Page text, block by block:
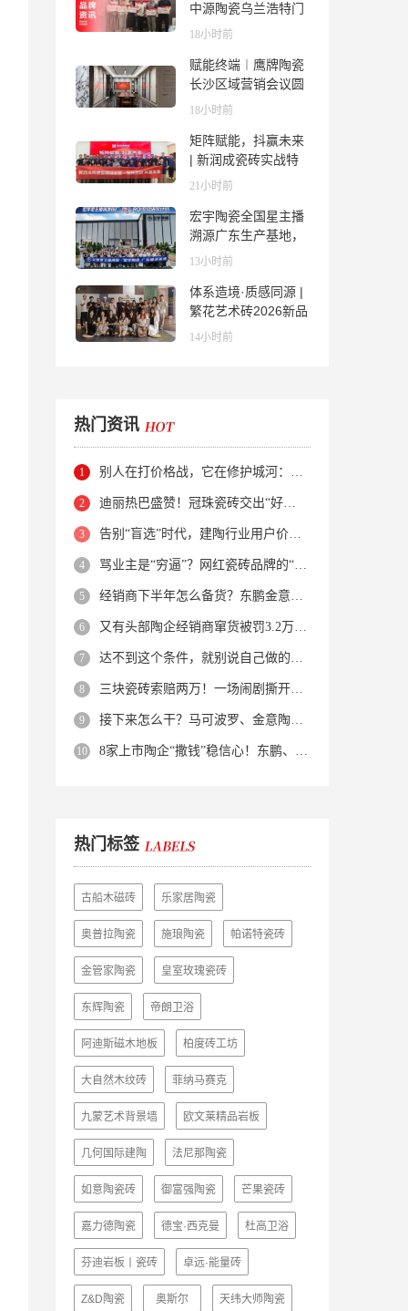
回购股份；建霖家居
海外产能突破18亿元
中源陶瓷乌兰浩特门
店周年活动圆满落幕
18小时前
赋能终端︱鹰牌陶瓷
长沙区域营销会议圆
满举行，共探渠道拓
18小时前
矩阵赋能，抖赢未来
| 新润成瓷砖实战特
训营成功举办，吹响
号！
21小时前
宏宇陶瓷全国星主播
溯源广东生产基地，
进阶ROI长效变现新
13小时前
体系造境·质感同源 |
繁花艺术砖2026新品
发布媒体见面会圆满
14小时前
热门资讯
别人在打价格战，它在修护城河：新明珠岩板的逆势密码
迪丽热巴盛赞！冠珠瓷砖交出“好房子”的标准答卷
告别“盲选”时代，建陶行业用户价值正在被改写！
骂业主是“穷逼”？网红瓷砖品牌的“真实面目”被揭开了！
经销商下半年怎么备货？东鹏金意陶马可波罗等10大品牌集体亮剑
又有头部陶企经销商窜货被罚3.2万！品牌区域保护岌岌可危？
达不到这个条件，就别说自己做的是质感砖！
三块瓷砖索赔两万！一场闹剧撕开了装修“碰瓷”的遮羞布
接下来怎么干？马可波罗、金意陶、蒙娜丽莎、箭牌、欧神诺、宏宇…
8家上市陶企“撒钱”稳信心！东鹏、蒙娜丽莎等启动回购增持
热门标签
古船木磁砖 乐家居陶瓷
奥普拉陶瓷 施琅陶瓷 帕诺特瓷砖
金管家陶瓷 皇室玫瑰瓷砖
东辉陶瓷 帝朗卫浴
阿迪斯磁木地板 柏度砖工坊
大自然木纹砖 菲纳马赛克
九蒙艺术背景墙 欧文莱精品岩板
几何国际建陶 法尼那陶瓷
如意陶瓷砖 御富强陶瓷 芒果瓷砖
嘉力德陶瓷 德宝·西克曼 杜高卫浴
芬迪岩板丨瓷砖 卓远·能量砖
Z&D陶瓷 奥斯尔 天纬大师陶瓷